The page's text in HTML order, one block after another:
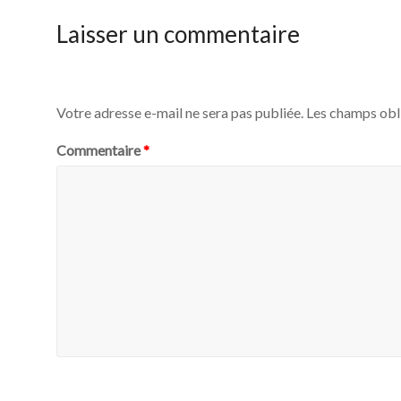
Laisser un commentaire
Votre adresse e-mail ne sera pas publiée. Les champs
Commentaire*